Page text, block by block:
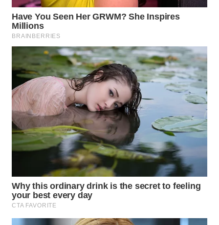
WN
SOLO
WN
BOROBUDUR
WN
MADURA
WN
SURABAYA
WN
WN
BINTAN